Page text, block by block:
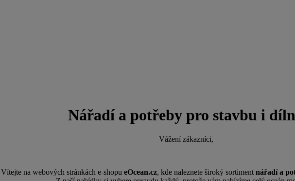
Nářadí a potřeby pro stavbu i
Vážení zákazníci,
Vítejte na webových stránkách e-shopu eOcean.cz, kde naleznete široký sortiment nářadí a